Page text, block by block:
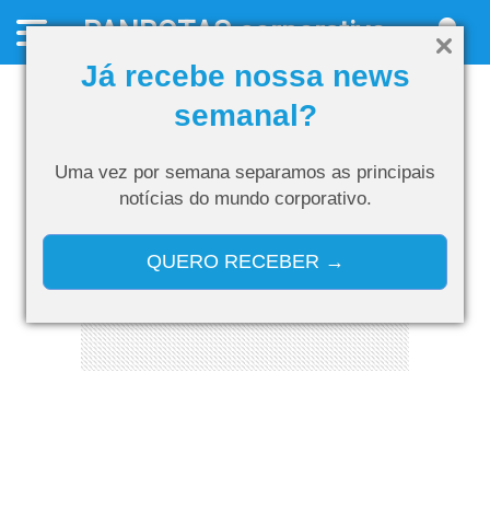
Já recebe nossa news
semanal?
Uma vez por semana separamos as principais
notícias do mundo corporativo.
QUERO RECEBER →
PANROTAScorporativo